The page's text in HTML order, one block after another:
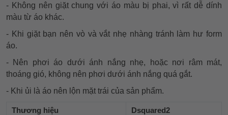
- Không nên giặt chung với áo màu bị phai, vì rất dễ dính
màu từ áo khác.
- Khi giặt bạn nên vò và vắt nhẹ nhàng tránh làm hư form
áo.
- Nên phơi áo dưới ánh nắng nhẹ, hoặc nơi râm mát,
thoáng gió, không nên phơi dưới ánh nắng quá gắt.
- Khi ủi là áo nên lộn mặt trái của sản phẩm.
Thương hiệu
Dsquared2